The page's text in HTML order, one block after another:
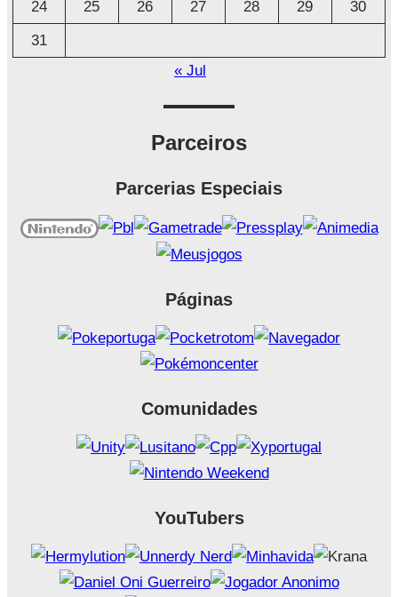
24
25 26 27 28 29
30
31
« Jul
Parceiros
Parcerias Especiais
Páginas
Comunidades
YouTubers